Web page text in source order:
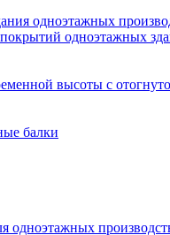
одноэтажных
одноэтажных
высоты с
балки
одноэтажных